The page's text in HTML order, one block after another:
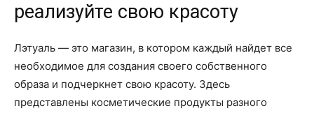
реализуйте свою красоту
Лэтуаль — это магазин, в котором каждый найдет все
необходимое для создания своего собственного
образа и подчеркнет свою красоту. Здесь
представлены косметические продукты разного